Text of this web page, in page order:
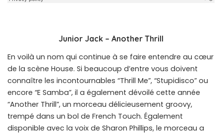
Junior Jack – Another Thrill
En voilà un nom qui continue à se faire entendre au cœur
de la scène House. Si beaucoup d’entre vous doivent
connaître les incontournables “Thrill Me”, “Stupidisco” ou
encore “E Samba”, il a également dévoilé cette année
“Another Thrill”, un morceau délicieusement groovy,
trempé dans un bol de French Touch. Également
disponible avec la voix de Sharon Phillips, le morceau a